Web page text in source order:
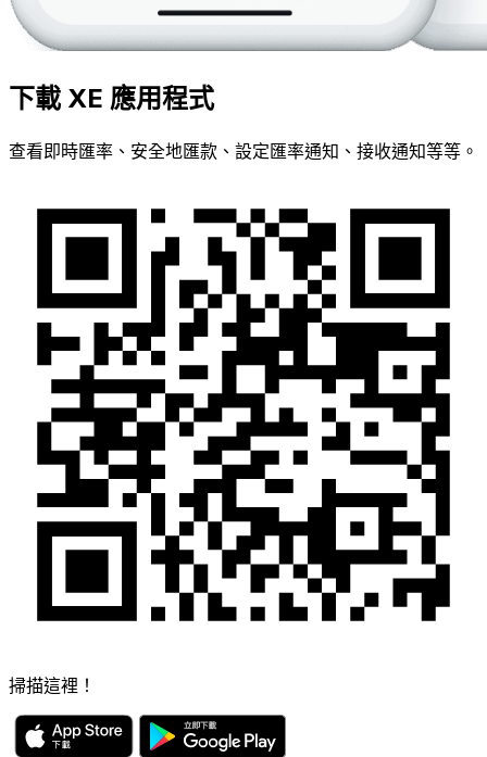
下載 XE 應用程式
查看即時匯率、安全地匯款、設定匯率通知、接收通知等等。
掃描這裡！